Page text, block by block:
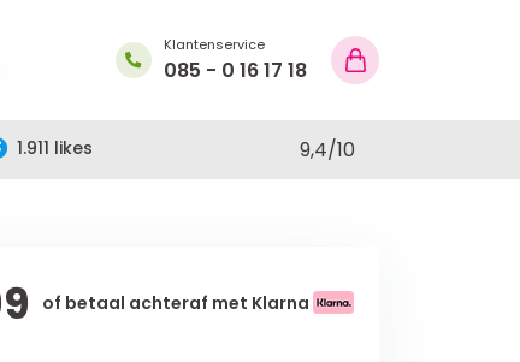
Klantenservice
085 - 0 16 17 18
1.911 likes 9,4/10
of betaal achteraf met Klarna